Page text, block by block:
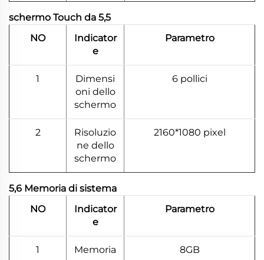
schermo Touch da 5,5
NO
Indicator
e
Parametro
1
Dimensi
oni dello
schermo
6 pollici
2
Risoluzio
ne dello
schermo
2160*1080 pixel
5,6 Memoria di sistema
NO
Indicator
e
Parametro
1 Memoria 8GB